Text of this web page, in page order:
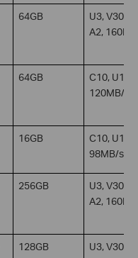
64GB
U3, V30,
A2,
64GB
C10, U1,
120MB/s
16GB
C10, U1,
98MB/s
256GB
U3, V30,
A2,
128GB U3, V30,